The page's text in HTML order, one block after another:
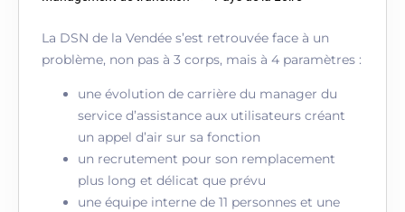
La DSN de la Vendée s’est retrouvée face à un
problème, non pas à 3 corps, mais à 4 paramètres :
une évolution de carrière du manager du
service d’assistance aux utilisateurs créant
un appel d’air sur sa fonction
un recrutement pour son remplacement
plus long et délicat que prévu
une équipe interne de 11 personnes et une